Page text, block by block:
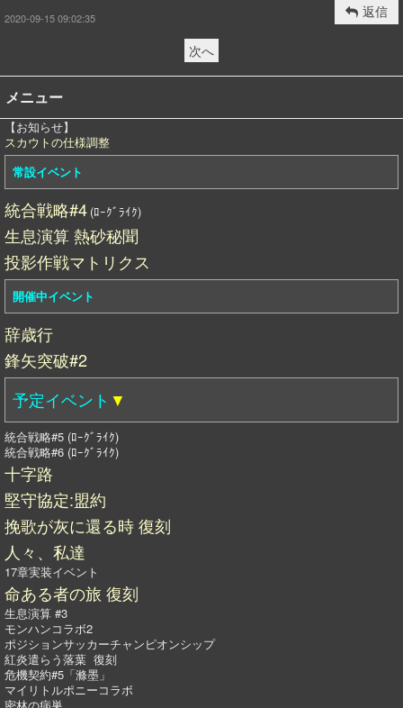
返信
2020-09-15 09:02:35
次へ
メニュー
【お知らせ】
スカウトの仕様調整
常設イベント
統合戦略#4 (ﾛｰｸﾞﾗｲｸ)
生息演算 熱砂秘聞
投影作戦マトリクス
開催中イベント
辞歳行
鋒矢突破#2
予定イベント ▼
統合戦略#5 (ﾛｰｸﾞﾗｲｸ)
統合戦略#6 (ﾛｰｸﾞﾗｲｸ)
十字路
堅守協定:盟約
挽歌が灰に還る時 復刻
人々、私達
17章実装イベント
命ある者の旅 復刻
生息演算 #3
モンハンコラボ2
ポジションサッカーチャンピオンシップ
紅炎遣らう落葉 復刻
危機契約#5「滌墨」
マイリトルポニーコラボ